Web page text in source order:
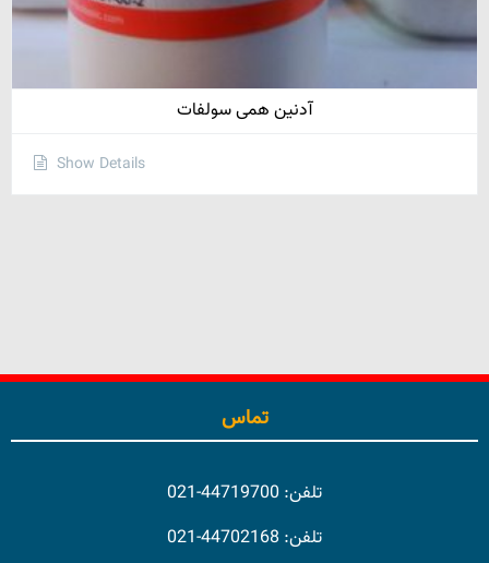
آدنین همی سولفات
Show Details
تماس
تلفن: 44719700-021
تلفن: 44702168-021